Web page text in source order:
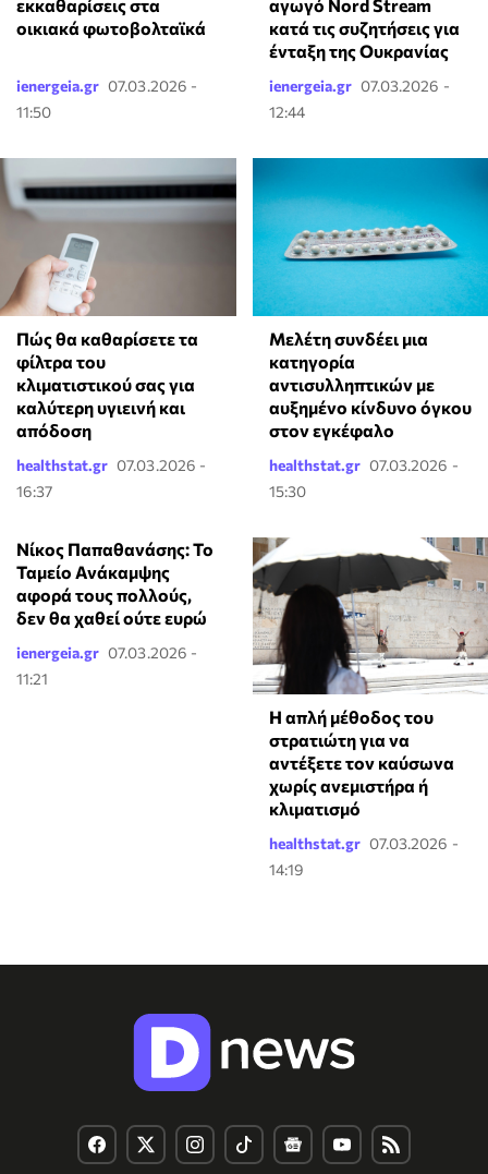
εκκαθαρίσεις στα
οικιακά φωτοβολταϊκά
ienergeia.gr 07.03.2026 -
11:50
αγωγό Nord Stream
κατά τις συζητήσεις για
ένταξη της Ουκρανίας
ienergeia.gr 07.03.2026 -
12:44
Πώς θα καθαρίσετε τα
φίλτρα του
κλιματιστικού σας για
καλύτερη υγιεινή και
απόδοση
healthstat.gr 07.03.2026 -
16:37
Μελέτη συνδέει μια
κατηγορία
αντισυλληπτικών με
αυξημένο κίνδυνο όγκου
στον εγκέφαλο
healthstat.gr 07.03.2026 -
15:30
Νίκος Παπαθανάσης: Το
Ταμείο Ανάκαμψης
αφορά τους πολλούς,
δεν θα χαθεί ούτε ευρώ
ienergeia.gr 07.03.2026 -
11:21
Η απλή μέθοδος του
στρατιώτη για να
αντέξετε τον καύσωνα
χωρίς ανεμιστήρα ή
κλιματισμό
healthstat.gr 07.03.2026 -
14:19